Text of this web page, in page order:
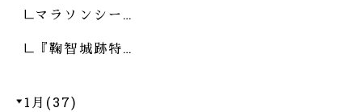
マラソンシー…
『鞠智城跡特…
1月(37)